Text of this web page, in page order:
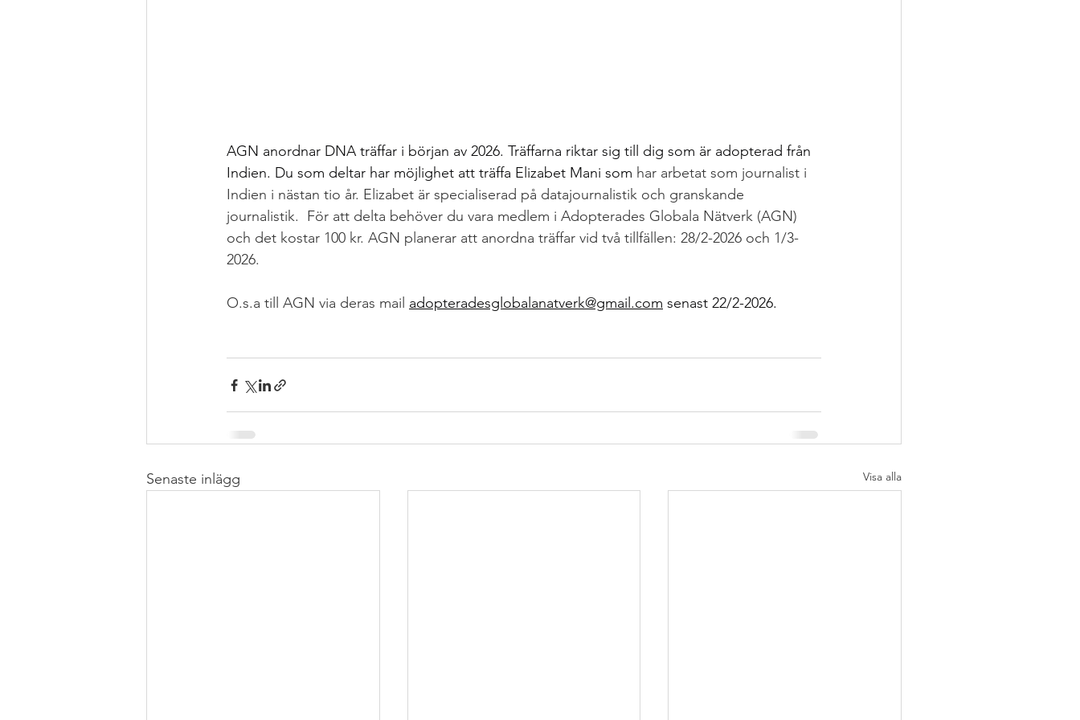
AGN anordnar DNA träffar i början av 2026. Träffarna riktar sig till dig som är adopterad från
Indien. Du som deltar har möjlighet att träffa Elizabet Mani som har arbetat som journalist i
Indien i nästan tio år. Elizabet är specialiserad på datajournalistik och granskande
journalistik.  För att delta behöver du vara medlem i Adopterades Globala Nätverk (AGN)
och det kostar 100 kr. AGN planerar att anordna träffar vid två tillfällen: 28/2-2026 och 1/3-
2026.
O.s.a till AGN via deras mail adopteradesglobalanatverk@gmail.com senast 22/2-2026.
Senaste inlägg Visa alla